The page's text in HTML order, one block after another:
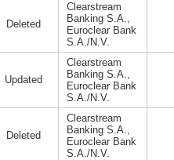
Deleted
Clearstream
Banking S.A.,
Euroclear Bank
S.A./N.V.
Updated
Clearstream
Banking S.A.,
Euroclear Bank
S.A./N.V.
Deleted
Clearstream
Banking S.A.,
Euroclear Bank
S.A./N.V.